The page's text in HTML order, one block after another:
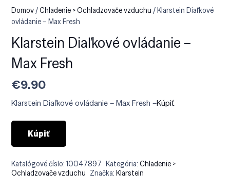
Domov/Chladenie > Ochladzovače vzduchu / Klarstein Diaľkové
ovládanie – Max Fresh
Klarstein Diaľkové ovládanie –
Max Fresh
€9.90
Klarstein Diaľkové ovládanie – Max Fresh –Kúpiť
Kúpiť
Katalógové číslo:10047897 Kategória:Chladenie >
Ochladzovače vzduchu Značka:Klarstein